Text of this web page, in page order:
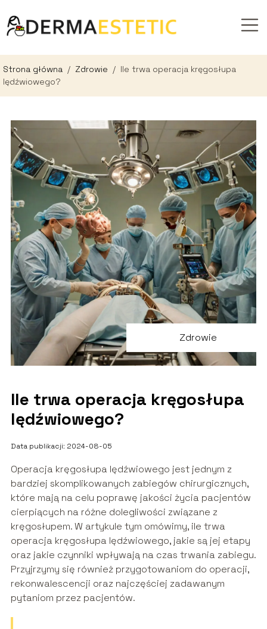
Strona główna / Zdrowie / Ile trwa operacja kręgosłupa
lędźwiowego?
Zdrowie
Ile trwa operacja kręgosłupa
lędźwiowego?
Data publikacji: 2024-08-05
Operacja kręgosłupa lędźwiowego jest jednym z
bardziej skomplikowanych zabiegów chirurgicznych,
które mają na celu poprawę jakości życia pacjentów
cierpiących na różne dolegliwości związane z
kręgosłupem. W artykule tym omówimy, ile trwa
operacja kręgosłupa lędźwiowego, jakie są jej etapy
oraz jakie czynniki wpływają na czas trwania zabiegu.
Przyjrzymy się również przygotowaniom do operacji,
rekonwalescencji oraz najczęściej zadawanym
pytaniom przez pacjentów.